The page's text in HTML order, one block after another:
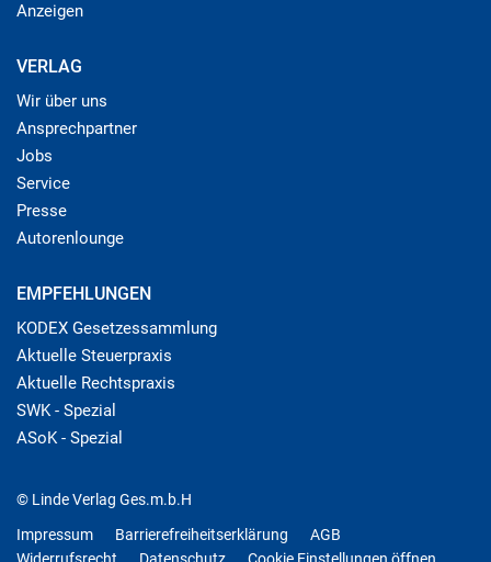
Anzeigen
VERLAG
Wir über uns
Ansprechpartner
Jobs
Service
Presse
Autorenlounge
EMPFEHLUNGEN
KODEX Gesetzessammlung
Aktuelle Steuerpraxis
Aktuelle Rechtspraxis
SWK - Spezial
ASoK - Spezial
© Linde Verlag Ges.m.b.H
Impressum
Barrierefreiheitserklärung
AGB